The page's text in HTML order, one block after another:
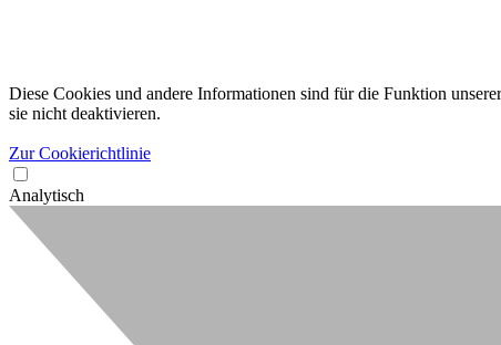
Diese Cookies und andere Informationen sind für die Funktion
sie nicht deaktivieren.
Zur Cookierichtlinie
Analytisch